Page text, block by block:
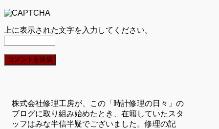
上に表示された文字を入力してください。
株式会社修理工房が、この「時計修理の日々」の
ブログに取り組み始めたとき、在籍していたスタ
ッフはみな半信半疑でございました。修理の記